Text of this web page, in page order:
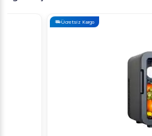
Ücretsiz Kargo